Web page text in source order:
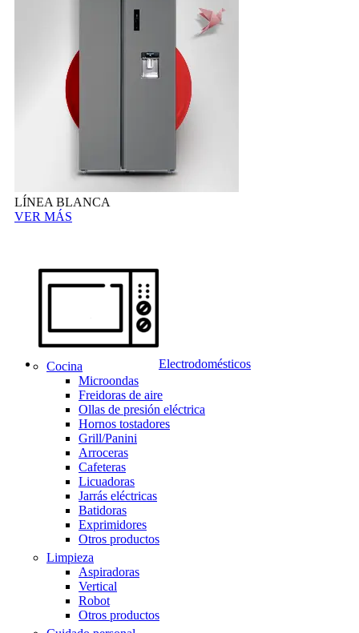
LÍNEA BLANCA
VER MÁS
Electrodomésticos
Cocina
Microondas
Freidoras de aire
Ollas de presión eléctrica
Hornos tostadores
Grill/Panini
Arroceras
Cafeteras
Licuadoras
Jarrás eléctricas
Batidoras
Exprimidores
Otros productos
Limpieza
Aspiradoras
Vertical
Robot
Otros productos